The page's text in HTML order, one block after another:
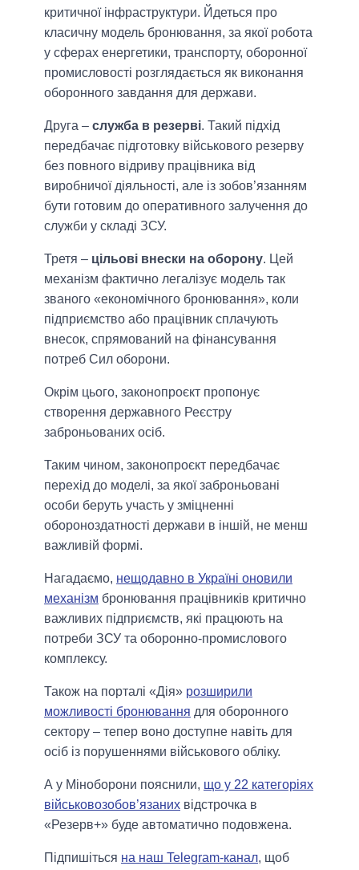
критичної інфраструктури. Йдеться про
класичну модель бронювання, за якої робота
у сферах енергетики, транспорту, оборонної
промисловості розглядається як виконання
оборонного завдання для держави.
Друга – служба в резерві. Такий підхід
передбачає підготовку військового резерву
без повного відриву працівника від
виробничої діяльності, але із зобов’язанням
бути готовим до оперативного залучення до
служби у складі ЗСУ.
Третя – цільові внески на оборону. Цей
механізм фактично легалізує модель так
званого «економічного бронювання», коли
підприємство або працівник сплачують
внесок, спрямований на фінансування
потреб Сил оборони.
Окрім цього, законопроєкт пропонує
створення державного Реєстру
заброньованих осіб.
Таким чином, законопроєкт передбачає
перехід до моделі, за якої заброньовані
особи беруть участь у зміцненні
обороноздатності держави в іншій, не менш
важливій формі.
Нагадаємо, нещодавно в Україні оновили
механізм бронювання працівників критично
важливих підприємств, які працюють на
потреби ЗСУ та оборонно-промислового
комплексу.
Також на порталі «Дія» розширили
можливості бронювання для оборонного
сектору – тепер воно доступне навіть для
осіб із порушеннями військового обліку.
А у Міноборони пояснили, що у 22 категоріях
військовозобов’язаних відстрочка в
«Резерв+» буде автоматично подовжена.
Підпишіться на наш Telegram-канал, щоб